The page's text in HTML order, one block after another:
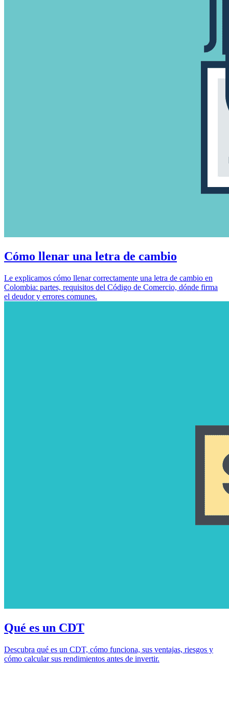
Cómo llenar una letra de cambio
Le explicamos cómo llenar correctamente una letra de cambio en
Colombia: partes, requisitos del Código de Comercio, dónde firma
el deudor y errores comunes.
Qué es un CDT
Descubra qué es un CDT, cómo funciona, sus ventajas, riesgos y
cómo calcular sus rendimientos antes de invertir.